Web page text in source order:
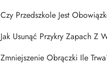
Czy Przedszkole Jest
Jak Usunąć Przykry Zapach Z
Zmniejszenie Obrączki Ile